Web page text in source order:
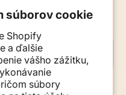
súborov cookie
Shopify
a ďalšie
vášho zážitku,
súbory
e-mailu